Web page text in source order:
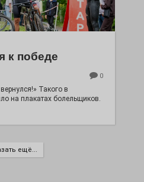
к победе
0
Такого в
на плакатах болельщиков.
ещё...